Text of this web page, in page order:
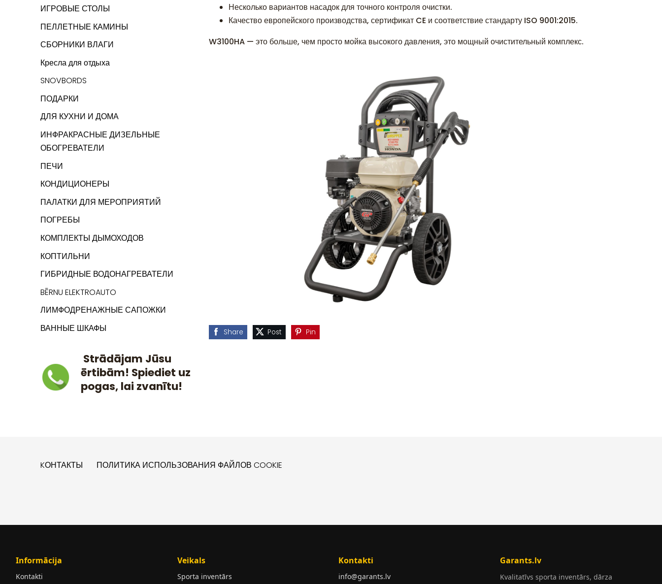
ИГРОВЫЕ СТОЛЫ
ПЕЛЛЕТНЫЕ КАМИНЫ
СБОРНИКИ ВЛАГИ
Кресла для отдыха
SNOVBORDS
ПОДАРКИ
ДЛЯ КУХНИ И ДОМА
ИНФРАКРАСНЫЕ ДИЗЕЛЬНЫЕ
ОБОГРЕВАТЕЛИ
ПЕЧИ
КОНДИЦИОНЕРЫ
ПАЛАТКИ ДЛЯ МЕРОПРИЯТИЙ
ПОГРЕБЫ
КОМПЛЕКТЫ ДЫМОХОДОВ
КОПТИЛЬНИ
ГИБРИДНЫЕ ВОДОНАГРЕВАТЕЛИ
BĒRNU ELEKTROAUTO
ЛИМФОДРЕНАЖНЫЕ САПОЖКИ
ВАННЫЕ ШКАФЫ
Strādājam Jūsu
ērtibām! Spiediet uz
pogas, lai zvanītu!
Несколько вариантов насадок для точного контроля очистки.
Качество европейского производства, сертификат CE и соответствие стандарту ISO 9001:2015.
W3100HA — это больше, чем просто мойка высокого давления, это мощный очистительный комплекс.
Share Post Pin
KОНТАКТЫ ПОЛИТИКА ИСПОЛЬЗОВАНИЯ ФАЙЛОВ COOKIE
Informācija
Kontakti
Veikals
Sporta inventārs
Kontakti
info@garants.lv
Garants.lv
Kvalitatīvs sporta inventārs, dārza